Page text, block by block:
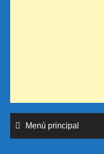
Menú principal